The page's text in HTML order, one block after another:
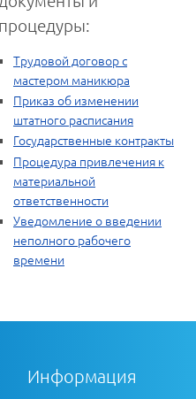
процедуры:
Трудовой договор с
мастером маникюра
Приказ об изменении
штатного расписания
Государственные контракты
Процедура привлечения к
материальной
ответственности
Уведомление о введении
неполного рабочего
времени
Информация